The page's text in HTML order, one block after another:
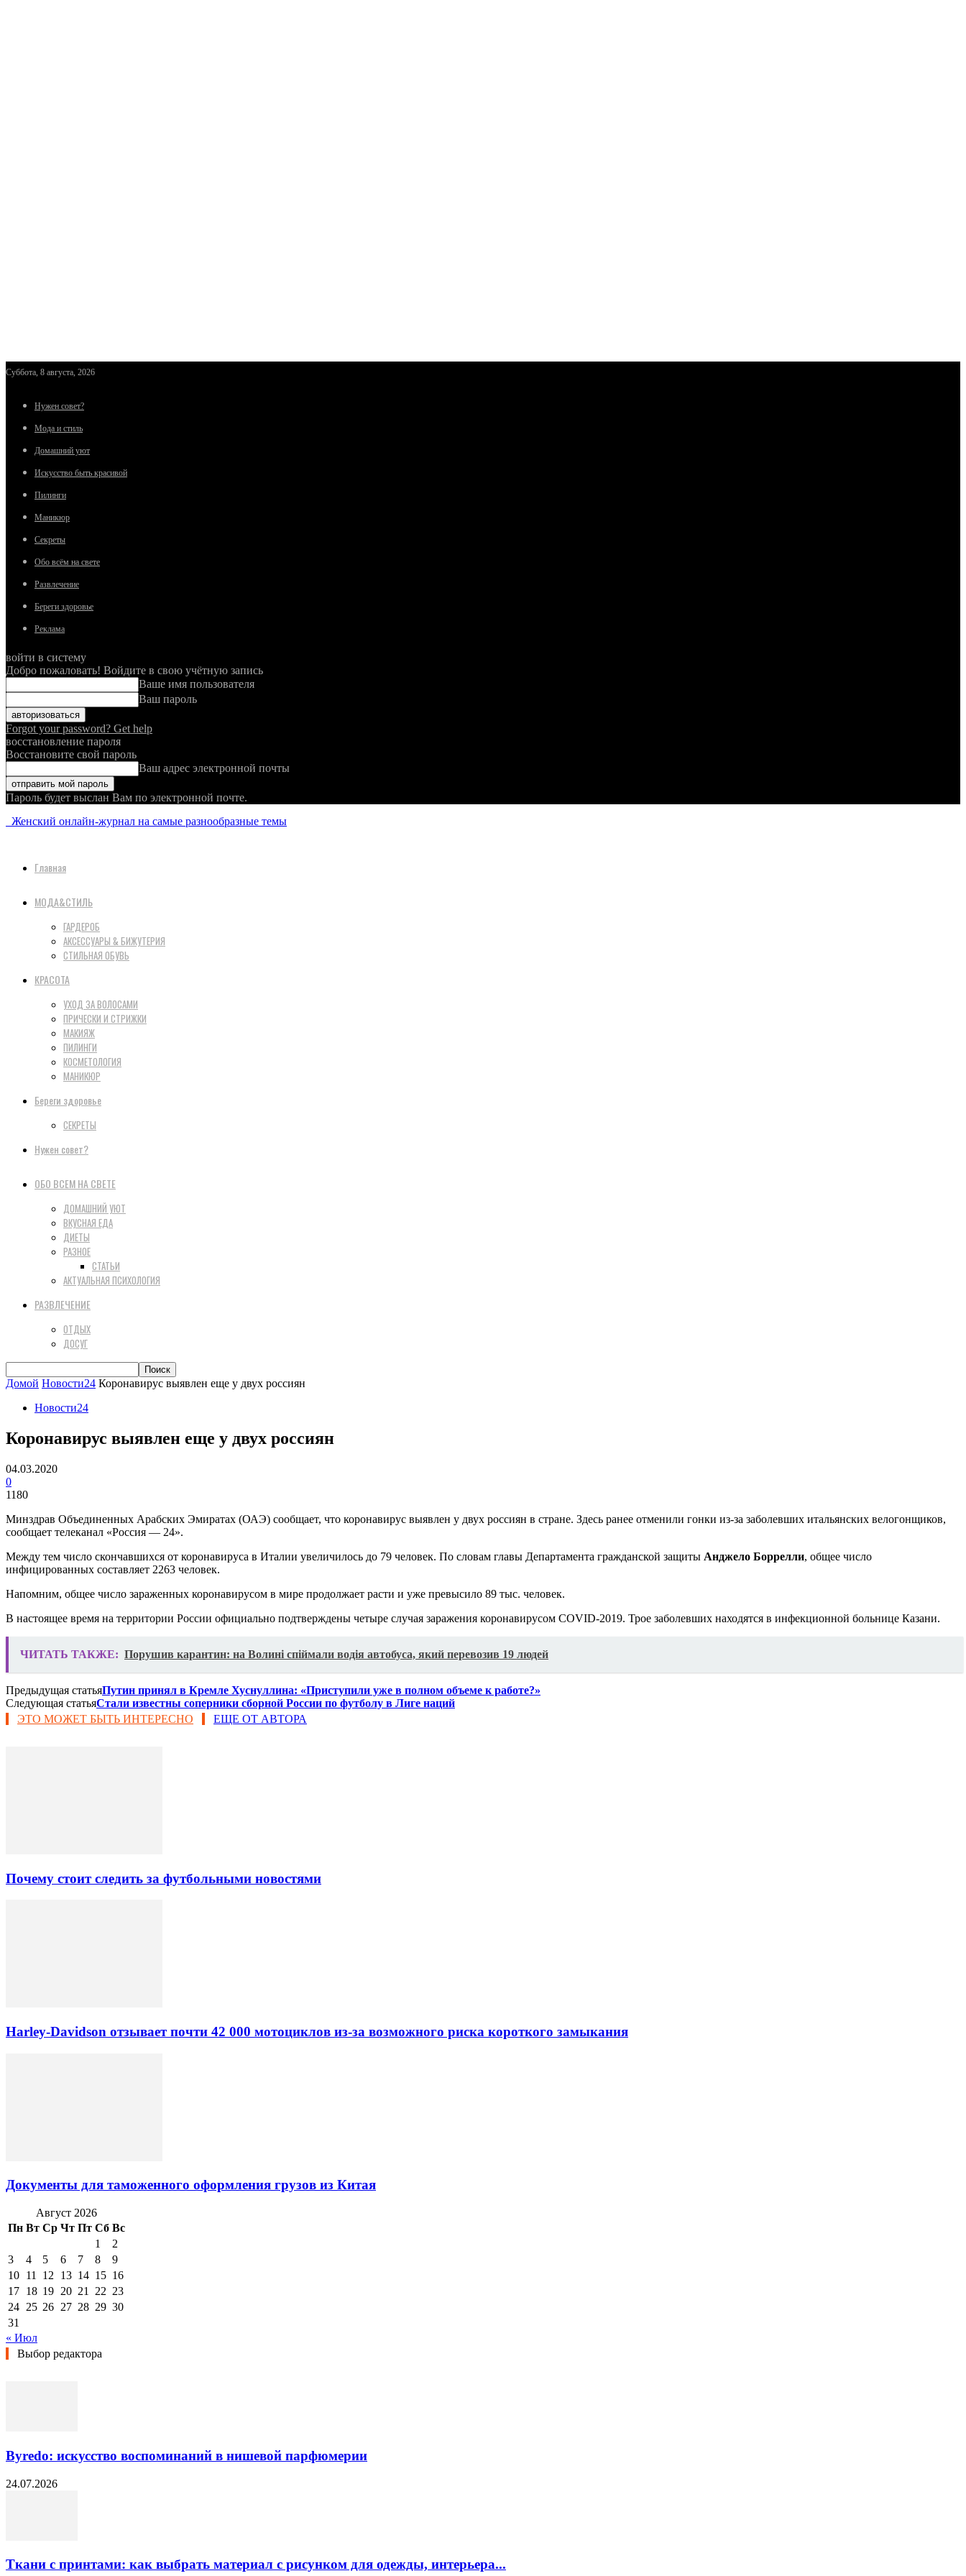
Суббота, 8 августа, 2026
Нужен совет?
Мода и стиль
Домашний уют
Искусство быть красивой
Пилинги
Маникюр
Секреты
Обо всём на свете
Развлечение
Береги здоровье
Реклама
войти в систему
Добро пожаловать! Войдите в свою учётную запись
Ваше имя пользователя
Ваш пароль
Forgot your password? Get help
восстановление пароля
Восстановите свой пароль
Ваш адрес электронной почты
Пароль будет выслан Вам по электронной почте.
Женский онлайн-журнал на самые разнообразные темы
Главная
МОДА&СТИЛЬ
ГАРДЕРОБ
АКСЕССУАРЫ & БИЖУТЕРИЯ
СТИЛЬНАЯ ОБУВЬ
КРАСОТА
УХОД ЗА ВОЛОСАМИ
ПРИЧЕСКИ И СТРИЖКИ
МАКИЯЖ
ПИЛИНГИ
КОСМЕТОЛОГИЯ
МАНИКЮР
Береги здоровье
СЕКРЕТЫ
Нужен совет?
ОБО ВСЕМ НА СВЕТЕ
ДОМАШНИЙ УЮТ
ВКУСНАЯ ЕДА
ДИЕТЫ
РАЗНОЕ
СТАТЬИ
АКТУАЛЬНАЯ ПСИХОЛОГИЯ
РАЗВЛЕЧЕНИЕ
ОТДЫХ
ДОСУГ
Домой Новости24 Коронавирус выявлен еще у двух россиян
Новости24
Коронавирус выявлен еще у двух россиян
04.03.2020
0
1180
Минздрав Объединенных Арабских Эмиратах (ОАЭ) сообщает, что коронавирус выявлен у двух россиян в стране. Здесь ранее отменили гонки из-за заболевших итальянских велогонщиков,
сообщает телеканал «Россия — 24».
Между тем число скончавшихся от коронавируса в Италии увеличилось до 79 человек. По словам главы Департамента гражданской защиты Анджело Боррелли, общее число
инфицированных составляет 2263 человек.
Напомним, общее число зараженных коронавирусом в мире продолжает расти и уже превысило 89 тыс. человек.
В настоящее время на территории России официально подтверждены четыре случая заражения коронавирусом COVID-2019. Трое заболевших находятся в инфекционной больнице Казани.
ЧИТАТЬ ТАКЖЕ: Порушив карантин: на Волині спіймали водія автобуса, який перевозив 19 людей
Предыдущая статьяПутин принял в Кремле Хуснуллина: «Приступили уже в полном объеме к работе?»
Следующая статьяСтали известны соперники сборной России по футболу в Лиге наций
ЭТО МОЖЕТ БЫТЬ ИНТЕРЕСНО
ЕЩЕ ОТ АВТОРА
Почему стоит следить за футбольными новостями
Harley-Davidson отзывает почти 42 000 мотоциклов из-за возможного риска короткого замыкания
Документы для таможенного оформления грузов из Китая
Август 2026
Пн Вт Ср Чт Пт Сб Вс
1
2
3
4 5 6 7 8
9
10 11 12 13 14 15 16
17 18 19 20 21 22 23
24 25 26 27 28 29 30
31
« Июл
Выбор редактора
Byredo: искусство воспоминаний в нишевой парфюмерии
24.07.2026
Ткани с принтами: как выбрать материал с рисунком для одежды, интерьера...